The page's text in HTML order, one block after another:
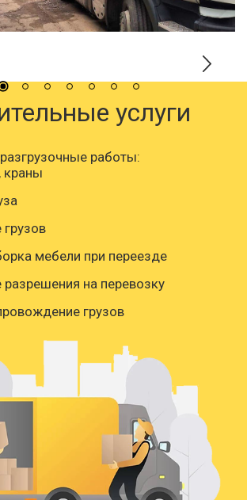
услуги
работы:
краны
мебели при переезде
на перевозку
грузов